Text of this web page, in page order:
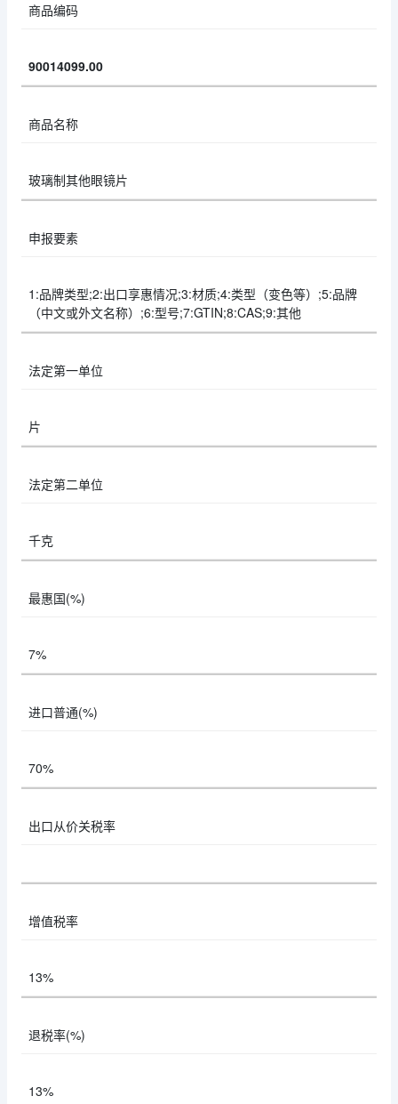
商品编码
90014099.00
商品名称
玻璃制其他眼镜片
申报要素
1:品牌类型;2:出口享惠情况;3:材质;4:类型（变色等）;5:品牌
（中文或外文名称）;6:型号;7:GTIN;8:CAS;9:其他
法定第一单位
片
法定第二单位
千克
最惠国(%)
7%
进口普通(%)
70%
出口从价关税率
增值税率
13%
退税率(%)
13%